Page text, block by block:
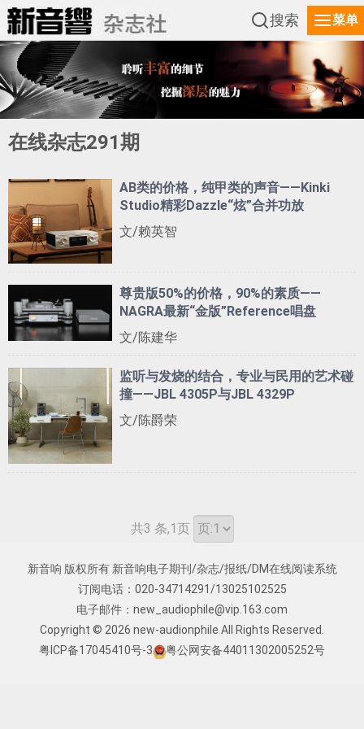
搜索 菜单
在线杂志291期
AB类的价格，纯甲类的声音——Kinki
Studio精彩Dazzle“炫”合并功放
文/赖英智
尊贵版50%的价格，90%的素质——
NAGRA最新“金版”Reference唱盘
文/陈建华
监听与发烧的结合，专业与民用的艺术碰
撞——JBL 4305P与JBL 4329P
文/陈爵荣
共3 条,1页
新音响 版权所有 新音响电子期刊/杂志/报纸/DM在线阅读系统
订阅电话：020-34714291/13025102525
电子邮件： new_audiophile@vip.163.com
Copyright © 2026 new-audionphile All Rights Reserved.
粤ICP备17045410号-3
粤公网安备44011302005252号